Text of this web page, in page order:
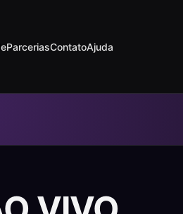
ParceriasContatoAjuda